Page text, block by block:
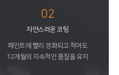
02
자연스러운 코팅
페인트에 빨리 경화되고 적어도
12개월의 지속적인 품질을 유지